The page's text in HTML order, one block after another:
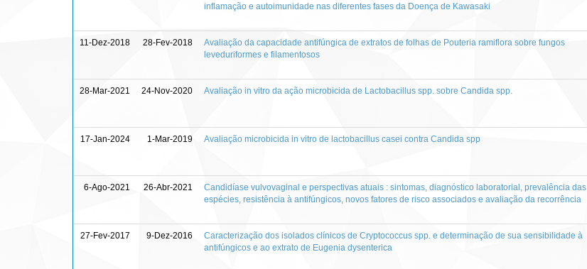
inflamação e autoimunidade nas diferentes fases da Doença de Kawasaki
11-Dez-2018 28-Fev-2018
Avaliação da capacidade antifúngica de extratos de folhas de Pouteria ramiflora sobre fungos
leveduriformes e filamentosos
28-Mar-2021 24-Nov-2020 Avaliação in vitro da ação microbicida de Lactobacillus spp. sobre Candida spp.
17-Jan-2024 1-Mar-2019 Avaliação microbicida in vitro de lactobacillus casei contra Candida spp
6-Ago-2021 26-Abr-2021
Candidíase vulvovaginal e perspectivas atuais : sintomas, diagnóstico laboratorial, prevalência das
espécies, resistência à antifúngicos, novos fatores de risco associados e avaliação da recorrência
27-Fev-2017 9-Dez-2016
Caracterização dos isolados clínicos de Cryptococcus spp. e determinação de sua sensibilidade à
antifúngicos e ao extrato de Eugenia dysenterica